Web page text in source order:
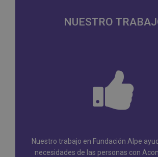
NUESTRO
Nuestro trabajo en Fundación Alpe
necesidades de las personas con